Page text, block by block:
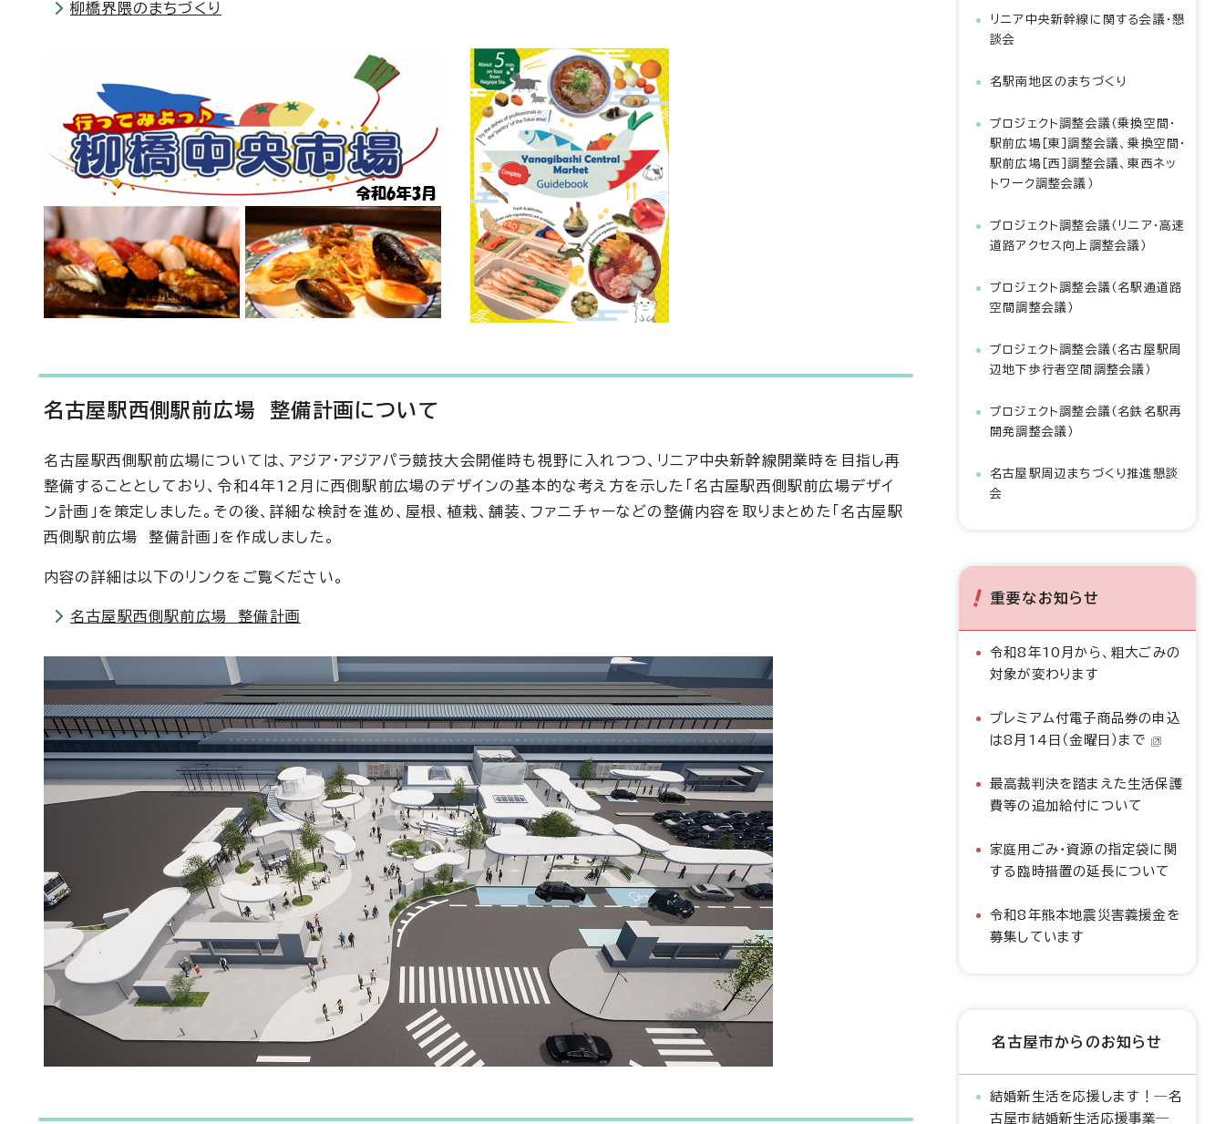
柳橋界隈のまちづくり
名古屋駅西側駅前広場 整備計画について
名古屋駅西側駅前広場については、アジア・アジアパラ競技大会開催時も視野に入れつつ、リニア中央新幹線開業時を目指し再
整備することとしており、令和4年12月に西側駅前広場のデザインの基本的な考え方を示した「名古屋駅西側駅前広場デザイ
ン計画」を策定しました。その後、詳細な検討を進め、屋根、植栽、舗装、ファニチャーなどの整備内容を取りまとめた「名古屋駅
西側駅前広場 整備計画」を作成しました。
内容の詳細は以下のリンクをご覧ください。
名古屋駅西側駅前広場 整備計画
リニア中央新幹線に関する会議・懇
談会
名駅南地区のまちづくり
プロジェクト調整会議（乗換空間・
駅前広場［東］調整会議、乗換空間・
駅前広場［西］調整会議、東西ネッ
トワーク調整会議）
プロジェクト調整会議（リニア・高速
道路アクセス向上調整会議）
プロジェクト調整会議（名駅通道路
空間調整会議）
プロジェクト調整会議（名古屋駅周
辺地下歩行者空間調整会議）
プロジェクト調整会議（名鉄名駅再
開発調整会議）
名古屋駅周辺まちづくり推進懇談
会
重要なお知らせ
令和8年10月から、粗大ごみの
対象が変わります
プレミアム付電子商品券の申込
は8月14日（金曜日）まで
最高裁判決を踏まえた生活保護
費等の追加給付について
家庭用ごみ・資源の指定袋に関
する臨時措置の延長について
令和8年熊本地震災害義援金を
募集しています
名古屋市からのお知らせ
結婚新生活を応援します！―名
古屋市結婚新生活応援事業―